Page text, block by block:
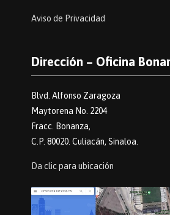
Aviso de Privacidad
Dirección – Oficina
Blvd. Alfonso Zaragoza
Maytorena No. 2204
Fracc. Bonanza,
C.P. 80020. Culiacán, Sinaloa.
Da clic para ubicación